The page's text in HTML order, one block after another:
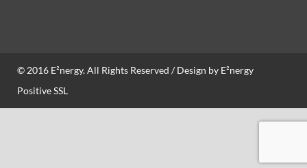
© 2016 E²nergy. All Rights Reserved / Design by E²nergy
Positive SSL